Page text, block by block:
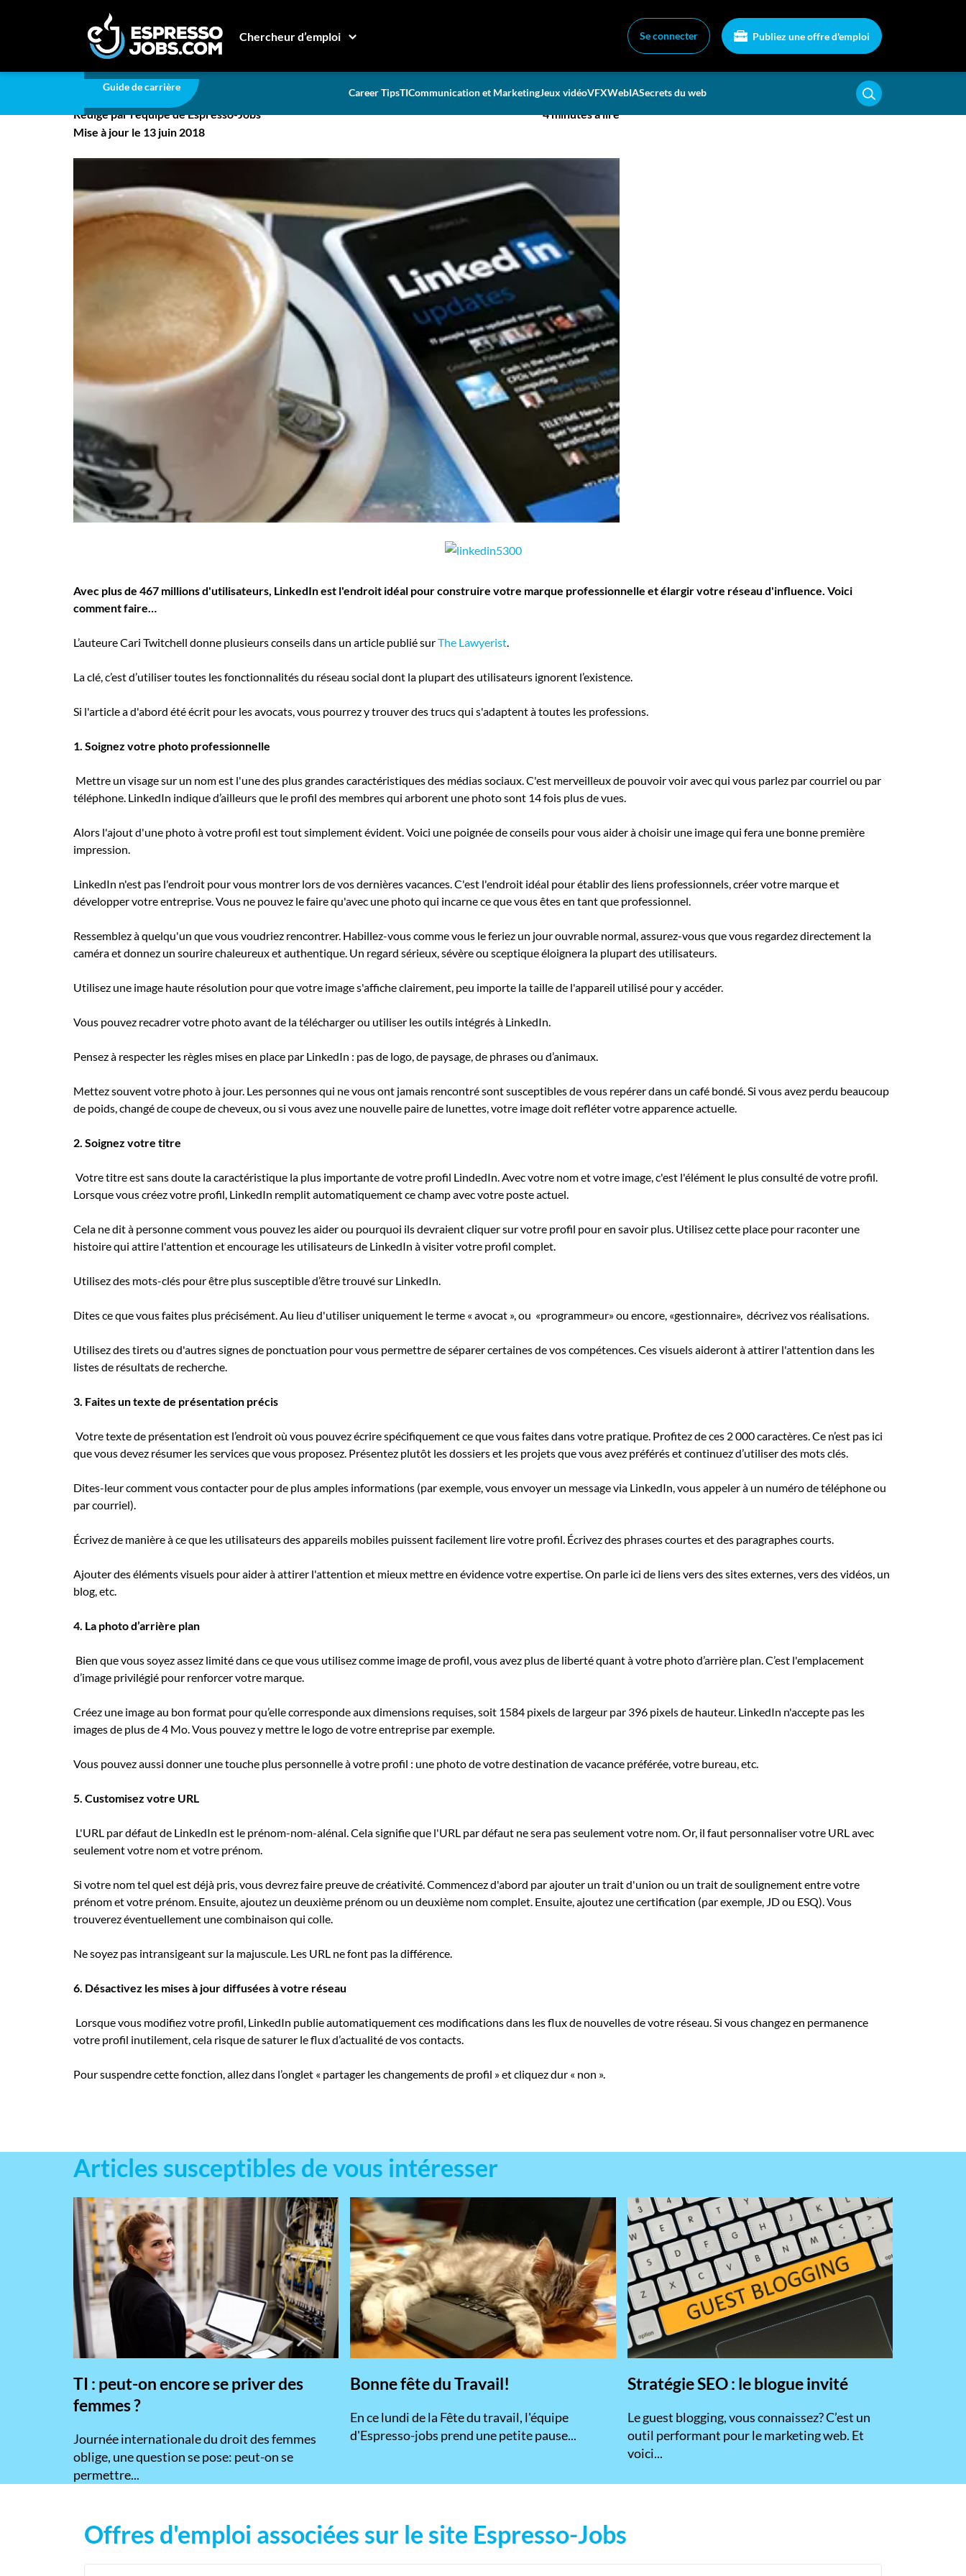
Chercheur d’emploi Se connecter Publiez une offre d'emploi
Créez un compte
Emplois
Recherchez un emploi
Ma boîte à outils
Guide de carrière Career TipsTICommunication et MarketingJeux vidéoVFXWebIASecrets du web
Carrière Comment se créer un profil LinkedIn efficace
Comment se créer un profil LinkedIn efficace
Rédigé par l'équipe de Espresso-Jobs
Mise à jour le 13 juin 2018
4 minutes à lire
Avec plus de 467 millions d'utilisateurs, LinkedIn est l'endroit idéal pour construire votre marque professionnelle et élargir votre réseau d'influence. Voici
comment faire…
L’auteure Cari Twitchell donne plusieurs conseils dans un article publié surThe Lawyerist.
La clé, c’est d’utiliser toutes les fonctionnalités du réseau social dont la plupart des utilisateurs ignorent l’existence.
Si l'article a d'abord été écrit pour les avocats, vous pourrez y trouver des trucs qui s'adaptent à toutes les professions.
1. Soignez votre photo professionnelle
Mettre un visage sur un nom est l'une des plus grandes caractéristiques des médias sociaux. C'est merveilleux de pouvoir voir avec qui vous parlez par courriel ou par
téléphone. LinkedIn indique d’ailleurs que le profil des membres qui arborent une photo sont 14 fois plus de vues.
Alors l'ajout d'une photo à votre profil est tout simplement évident. Voici une poignée de conseils pour vous aider à choisir une image qui fera une bonne première
impression.
LinkedIn n'est pas l'endroit pour vous montrer lors de vos dernières vacances. C'est l'endroit idéal pour établir des liens professionnels, créer votre marque et
développer votre entreprise. Vous ne pouvez le faire qu'avec une photo qui incarne ce que vous êtes en tant que professionnel.
Ressemblez à quelqu'un que vous voudriez rencontrer. Habillez-vous comme vous le feriez un jour ouvrable normal, assurez-vous que vous regardez directement la
caméra et donnez un sourire chaleureux et authentique. Un regard sérieux, sévère ou sceptique éloignera la plupart des utilisateurs.
Utilisez une image haute résolution pour que votre image s'affiche clairement, peu importe la taille de l'appareil utilisé pour y accéder.
Vous pouvez recadrer votre photo avant de la télécharger ou utiliser les outils intégrés à LinkedIn.
Pensez à respecter les règles mises en place par LinkedIn : pas de logo, de paysage, de phrases ou d’animaux.
Mettez souvent votre photo à jour. Les personnes qui ne vous ont jamais rencontré sont susceptibles de vous repérer dans un café bondé. Si vous avez perdu beaucoup
de poids, changé de coupe de cheveux, ou si vous avez une nouvelle paire de lunettes, votre image doit refléter votre apparence actuelle.
2. Soignez votre titre
Votre titre est sans doute la caractéristique la plus importante de votre profil LindedIn. Avec votre nom et votre image, c'est l'élément le plus consulté de votre profil.
Lorsque vous créez votre profil, LinkedIn remplit automatiquement ce champ avec votre poste actuel.
Cela ne dit à personne comment vous pouvez les aider ou pourquoi ils devraient cliquer sur votre profil pour en savoir plus. Utilisez cette place pour raconter une
histoire qui attire l'attention et encourage les utilisateurs de LinkedIn à visiter votre profil complet.
Utilisez des mots-clés pour être plus susceptible d’être trouvé sur LinkedIn.
Dites ce que vous faites plus précisément. Au lieu d'utiliser uniquement le terme « avocat », ou «programmeur» ou encore, «gestionnaire», décrivez vos réalisations.
Utilisez des tirets ou d'autres signes de ponctuation pour vous permettre de séparer certaines de vos compétences. Ces visuels aideront à attirer l'attention dans les
listes de résultats de recherche.
3. Faites un texte de présentation précis
Votre texte de présentation est l’endroit où vous pouvez écrire spécifiquement ce que vous faites dans votre pratique. Profitez de ces 2 000 caractères. Ce n’est pas ici
que vous devez résumer les services que vous proposez. Présentez plutôt les dossiers et les projets que vous avez préférés et continuez d’utiliser des mots clés.
Dites-leur comment vous contacter pour de plus amples informations (par exemple, vous envoyer un message via LinkedIn, vous appeler à un numéro de téléphone ou
par courriel).
Écrivez de manière à ce que les utilisateurs des appareils mobiles puissent facilement lire votre profil. Écrivez des phrases courtes et des paragraphes courts.
Ajouter des éléments visuels pour aider à attirer l'attention et mieux mettre en évidence votre expertise. On parle ici de liens vers des sites externes, vers des vidéos, un
blog, etc.
4. La photo d’arrière plan
Bien que vous soyez assez limité dans ce que vous utilisez comme image de profil, vous avez plus de liberté quant à votre photo d’arrière plan. C’est l'emplacement
d’image privilégié pour renforcer votre marque.
Créez une image au bon format pour qu’elle corresponde aux dimensions requises, soit 1584 pixels de largeur par 396 pixels de hauteur. LinkedIn n'accepte pas les
images de plus de 4 Mo. Vous pouvez y mettre le logo de votre entreprise par exemple.
Vous pouvez aussi donner une touche plus personnelle à votre profil : une photo de votre destination de vacance préférée, votre bureau, etc.
5. Customisez votre URL
L'URL par défaut de LinkedIn est le prénom-nom-alénal. Cela signifie que l'URL par défaut ne sera pas seulement votre nom. Or, il faut personnaliser votre URL avec
seulement votre nom et votre prénom.
Si votre nom tel quel est déjà pris, vous devrez faire preuve de créativité. Commencez d'abord par ajouter un trait d'union ou un trait de soulignement entre votre
prénom et votre prénom. Ensuite, ajoutez un deuxième prénom ou un deuxième nom complet. Ensuite, ajoutez une certification (par exemple, JD ou ESQ). Vous
trouverez éventuellement une combinaison qui colle.
Ne soyez pas intransigeant sur la majuscule. Les URL ne font pas la différence.
6. Désactivez les mises à jour diffusées à votre réseau
Lorsque vous modifiez votre profil, LinkedIn publie automatiquement ces modifications dans les flux de nouvelles de votre réseau. Si vous changez en permanence
votre profil inutilement, cela risque de saturer le flux d’actualité de vos contacts.
Pour suspendre cette fonction, allez dans l’onglet « partager les changements de profil » et cliquez dur « non ».
Articles susceptibles de vous intéresser
TI : peut-on encore se priver des
femmes ?
​Journée internationale du droit des femmes
oblige, une question se pose: peut-on se
permettre...
Bonne fête du Travail!
En ce lundi de la Fête du travail, l'équipe
d'Espresso-jobs prend une petite pause...
Stratégie SEO : le blogue invité
​Le guest blogging, vous connaissez? C’est un
outil performant pour le marketing web. Et
voici...
Offres d'emploi associées sur le site Espresso-Jobs